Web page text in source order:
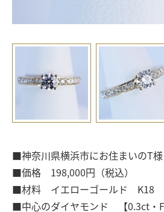
■神奈川県横浜市にお住まいのT様
■価格 198,000円（税込）
■材料 イエローゴールド K18
■中心のダイヤモンド 【0.3ct・F